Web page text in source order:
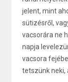
jelent, mint
sütizésről,
vacsorára ne
napja
vacsora
tetszünk neki,